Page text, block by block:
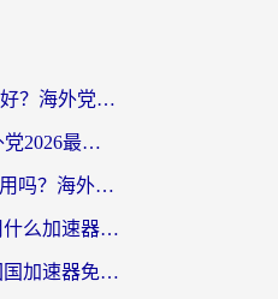
ChickCN和章鱼哪个好？海外党选回国加速器的3个关键维度 + 实用避坑指南
中国VPN评测：海外党2026最全回国加速器选择指南，告别地区限制不踩坑
雷神手游和hi龟龟好用吗？海外党亲测3款回国加速器，教你选对国外到国内加速器
在法国玩国内游戏用什么加速器？2026实测解决延迟卡顿的实用指南
海外党别愁！一键回国加速器免费版怎么选？从踩坑到流畅访问的全攻略